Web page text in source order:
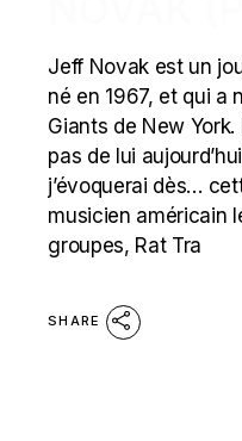
Jeff Novak est un
né en 1967, et qui a
Giants de New
pas de lui
j’évoquerai dès…
musicien américain
groupes, Rat Tra
SHARE